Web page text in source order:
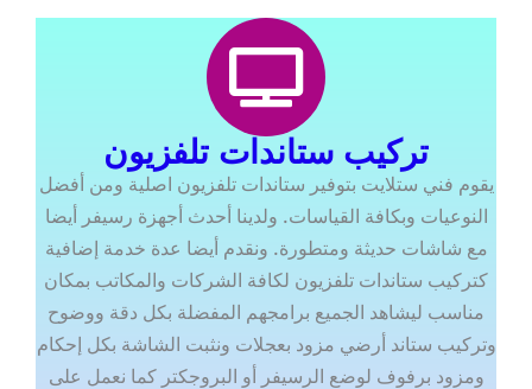
تركيب ستاندات تلفزيون
يقوم فني ستلايت بتوفير ستاندات تلفزيون اصلية ومن أفضل
النوعيات وبكافة القياسات. ولدينا أحدث أجهزة رسيفر أيضا
مع شاشات حديثة ومتطورة. ونقدم أيضا عدة خدمة إضافية
كتركيب ستاندات تلفزيون لكافة الشركات والمكاتب بمكان
مناسب ليشاهد الجميع برامجهم المفضلة بكل دقة ووضوح
وتركيب ستاند أرضي مزود بعجلات ونثبت الشاشة بكل إحكام
ومزود برفوف لوضع الرسيفر أو البروجكتر كما نعمل على